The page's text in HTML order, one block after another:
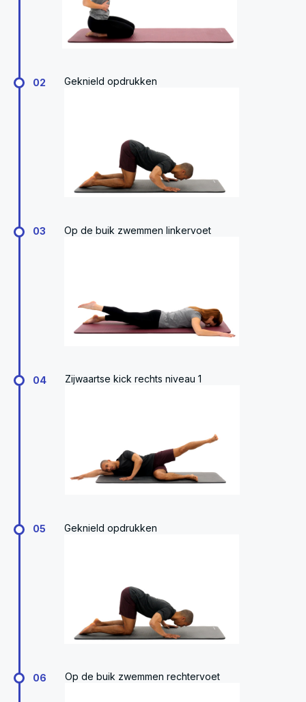
02 Geknield opdrukken
03 Op de buik zwemmen linkervoet
04 Zijwaartse kick rechts niveau 1
05 Geknield opdrukken
06 Op de buik zwemmen rechtervoet